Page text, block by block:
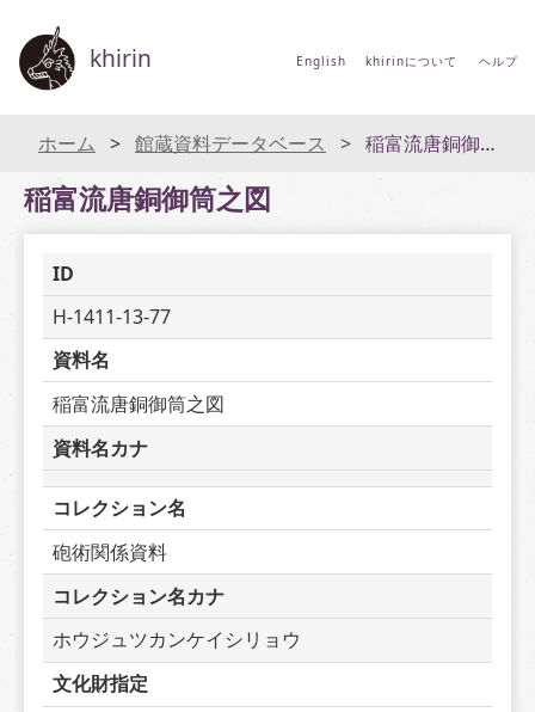
khirin English khirinについて ヘルプ
ホーム 館蔵資料データベース 稲富流唐銅御筒之図
稲富流唐銅御筒之図
ID
H-1411-13-77
資料名
稲富流唐銅御筒之図
資料名カナ
コレクション名
砲術関係資料
コレクション名カナ
ホウジュツカンケイシリョウ
文化財指定